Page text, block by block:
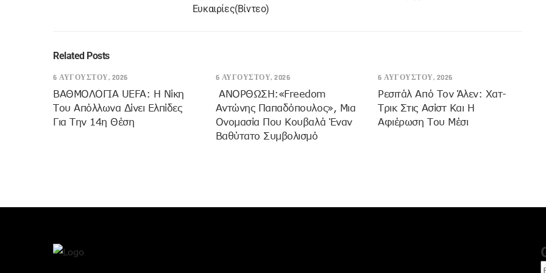
Ευκαιρίες(Βίντεο)
Related Posts
6 ΑΥΓΟΎΣΤΟΥ, 2026
ΒΑΘΜΟΛΟΓΙΑ UEFA: Η Νίκη
Του Απόλλωνα Δίνει Ελπίδες
Για Την 14η Θέση
6 ΑΥΓΟΎΣΤΟΥ, 2026
ANOΡΘΩΣΗ:«Freedom
Αντώνης Παπαδόπουλος», Μια
Ονομασία Που Κουβαλά Έναν
Βαθύτατο Συμβολισμό
6 ΑΥΓΟΎΣΤΟΥ, 2026
Ρεσιτάλ Από Τον Άλεν: Χατ-
Τρικ Στις Ασίστ Και Η
Αφιέρωση Του Μέσι